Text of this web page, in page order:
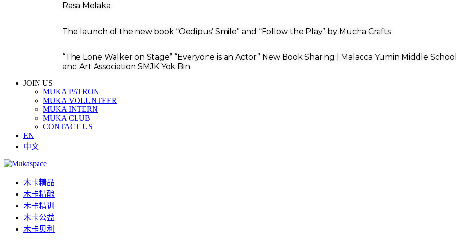
Rasa Melaka
The launch of the new book “Oedipus’ Smile” and “Follow the Play” by Mucha Crafts
“The Lone Walker on Stage” “Everyone is an Actor” New Book Sharing | Malacca Yumin Middle
and Art Association SMJK Yok Bin
JOIN US
MUKA PATRON
MUKA VOLUNTEER
MUKA INTERN
MUKA CLUB
CONTACT US
EN
中文
木卡精品
木卡精酿
木卡精训
木卡公益
木卡贝利